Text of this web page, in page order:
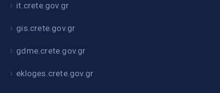
it.crete.gov.gr
gis.crete.gov.gr
gdme.crete.gov.gr
ekloges.crete.gov.gr